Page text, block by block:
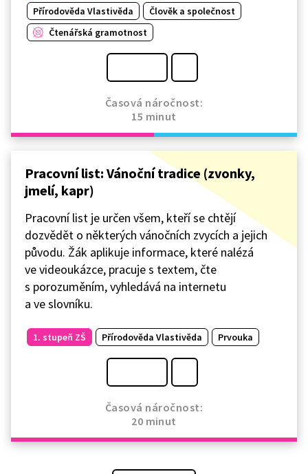
Přírodověda Vlastivěda
Člověk a společnost
Čtenářská gramotnost
Časová náročnost:
15 minut
Pracovní list: Vánoční tradice (zvonky,
jmelí, kapr)
Pracovní list je určen všem, kteří se chtějí
dozvědět o některých vánočních zvycích a jejich
původu. Žák aplikuje informace, které nalézá
ve videoukázce, pracuje s textem, čte
s porozuměním, vyhledává na internetu
a ve slovníku.
1. stupeň ZŠ Přírodověda Vlastivěda Prvouka
Časová náročnost:
20 minut